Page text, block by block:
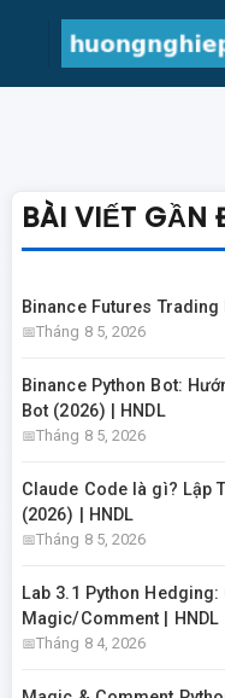
BÀI VIẾT GẦN
Binance Futures
Tháng 8 5, 2026
Binance Python Bot:
Bot (2026) | HNDL
Tháng 8 5, 2026
Claude Code là gì? Lập
(2026) | HNDL
Tháng 8 5, 2026
Lab 3.1 Python
Magic/Comment | HNDL
Tháng 8 4, 2026